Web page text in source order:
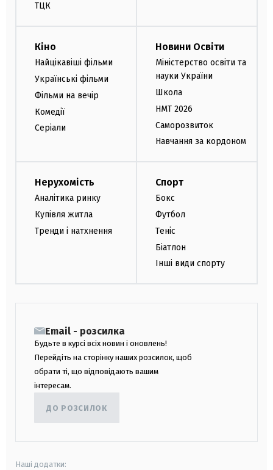
ТЦК
Кіно
Найцікавіші фільми
Українські фільми
Фільми на вечір
Комедії
Серіали
Новини Освіти
Міністерство освіти та
науки України
Школа
НМТ 2026
Саморозвиток
Навчання за кордоном
Нерухомість
Аналітика ринку
Купівля житла
Тренди і натхнення
Спорт
Бокс
Футбол
Теніс
Біатлон
Інші види спорту
Email - розсилка
Будьте в курсі всіх новин і оновлень!
Перейдіть на сторінку наших розсилок, щоб
обрати ті, що відповідають вашим
інтересам.
ДО РОЗСИЛОК
Наші додатки: